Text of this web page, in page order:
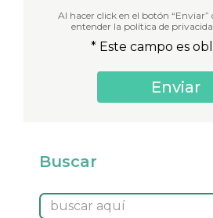
Al hacer click en el botón “Enviar”
entender la política de
* Este campo es
Buscar